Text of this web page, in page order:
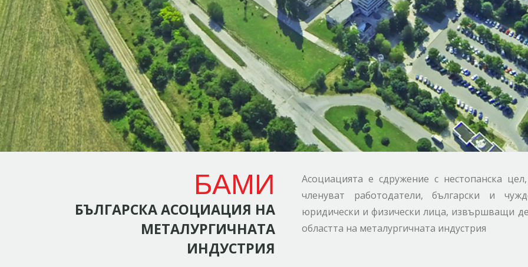
БАМИ
БЪЛГАРСКА АСОЦИАЦИЯ НА
МЕТАЛУРГИЧНАТА
ИНДУСТРИЯ
Асоциацията е сдружение с нестопанска
членуват работодатели, български и
юридически и физически лица, извършващи
областта на металургичната индустрия